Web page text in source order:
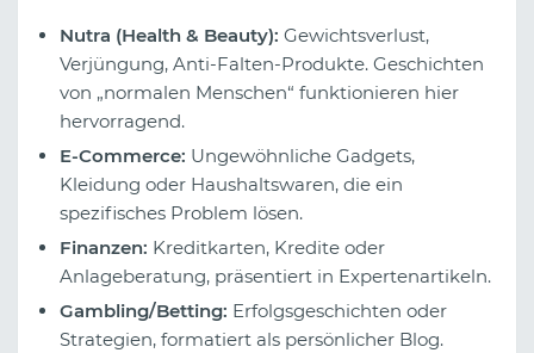
Nutra (Health & Beauty): Gewichtsverlust,
Verjüngung, Anti-Falten-Produkte. Geschichten
von „normalen Menschen“ funktionieren hier
hervorragend.
E-Commerce: Ungewöhnliche Gadgets,
Kleidung oder Haushaltswaren, die ein
spezifisches Problem lösen.
Finanzen: Kreditkarten, Kredite oder
Anlageberatung, präsentiert in Expertenartikeln.
Gambling/Betting: Erfolgsgeschichten oder
Strategien, formatiert als persönlicher Blog.